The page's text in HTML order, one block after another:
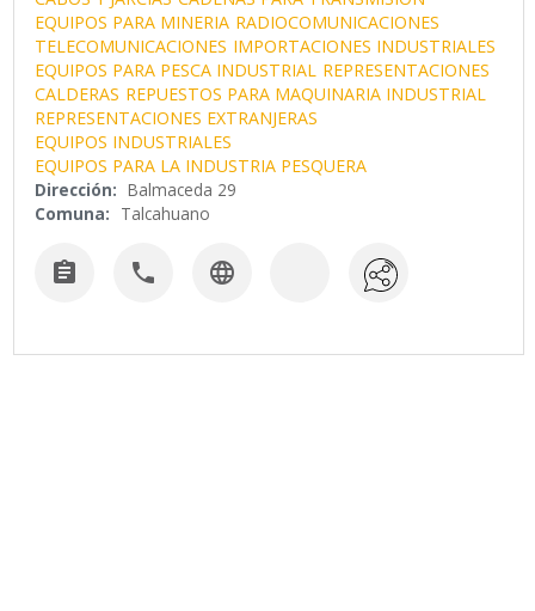
EQUIPOS PARA MINERIA RADIOCOMUNICACIONES
TELECOMUNICACIONES IMPORTACIONES INDUSTRIALES
EQUIPOS PARA PESCA INDUSTRIAL REPRESENTACIONES
CALDERAS REPUESTOS PARA MAQUINARIA INDUSTRIAL
REPRESENTACIONES EXTRANJERAS
EQUIPOS INDUSTRIALES
EQUIPOS PARA LA INDUSTRIA PESQUERA
Dirección: Balmaceda 29
Comuna: Talcahuano
  